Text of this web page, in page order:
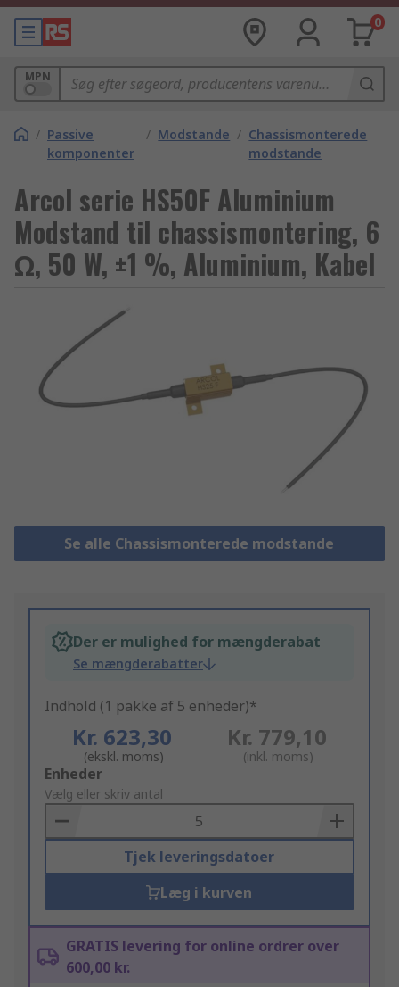
0
MPN
/ Passive
komponenter
/ Modstande / Chassismonterede
modstande
Arcol serie HS50F Aluminium
Modstand til chassismontering, 6
Ω, 50 W, ±1 %, Aluminium, Kabel
Se alle Chassismonterede modstande
Der er mulighed for mængderabat
Se mængderabatter
Indhold (1 pakke af 5 enheder)*
Kr. 623,30
(ekskl. moms)
Kr. 779,10
(inkl. moms)
Add
to
Basket
Enheder
Vælg eller skriv antal
Tjek leveringsdatoer
Læg i kurven
GRATIS levering for online ordrer over
600,00 kr.